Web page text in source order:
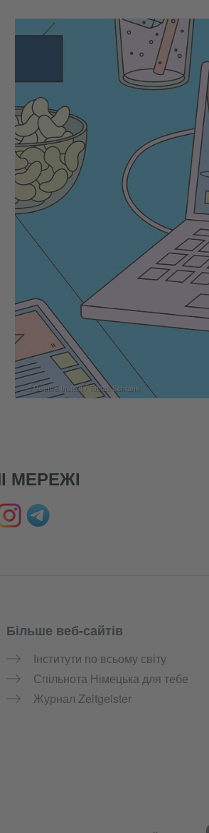
© Goethe-Institut / Tobias Schrank
МЕРЕЖІ
Більше веб-сайтів
Інститути по всьому світу
Спільнота Німецька для тебе
Журнал Zeitgeister